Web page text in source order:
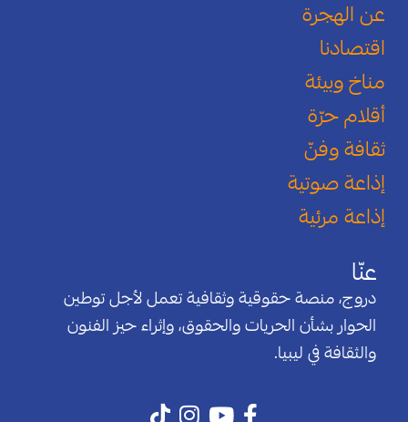
عن الهجرة
اقتصادنا
مناخ وبيئة
أقلام حرّة
ثقافة وفنّ
إذاعة صوتية
إذاعة مرئية
عنّا
دروج، منصة حقوقية وثقافية تعمل لأجل توطين
الحوار بشأن الحريات والحقوق، وإثراء حيز الفنون
والثقافة في ليبيا.